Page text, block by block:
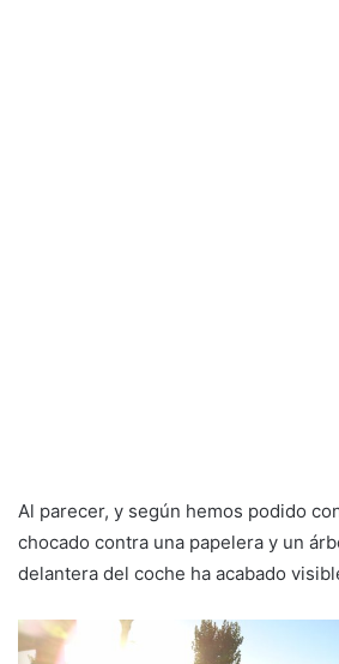
Al parecer, y según hemos podido
chocado contra una papelera y un
delantera del coche ha acabado